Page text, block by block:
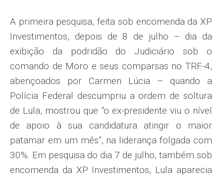
A primeira pesquisa, feita sob encomenda da XP
Investimentos, depois de 8 de julho – dia da
exibi­ção da podridão do Judiciário sob o
comando de Moro e seus comparsas no TRF-4,
abençoados por Carmen Lúcia – quando a
Polícia Federal des­cumpriu a ordem de soltura
de Lula, mostrou que “o ex-presidente viu o nível
de apoio à sua candidatura atin­gir o maior
patamar em um mês”, na liderança folgada com
30%. Em pesquisa do dia 7 de julho, também sob
encomenda da XP Investimentos, Lula aparecia